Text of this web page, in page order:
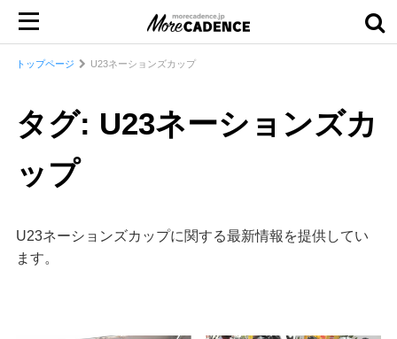
トップページ U23ネーションズカップ
タグ: U23ネーションズカ
ップ
U23ネーションズカップに関する最新情報を提供してい
ます。